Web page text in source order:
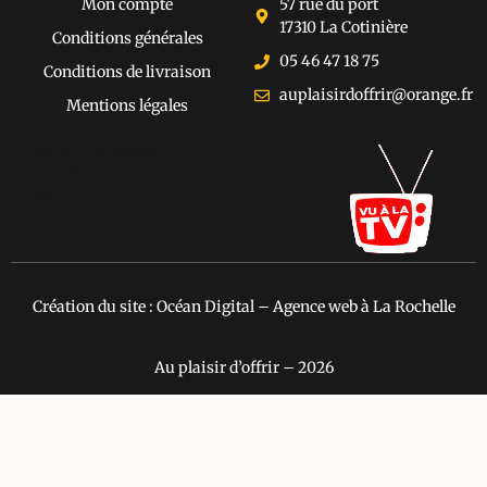
Mon compte
Conditions générales
Conditions de livraison
Mentions légales
57 rue du port
17310 La Cotinière
05 46 47 18 75
auplaisirdoffrir@orange.fr
Création du site : Océan Digital – Agence web à La Rochelle
Au plaisir d’offrir – 2026